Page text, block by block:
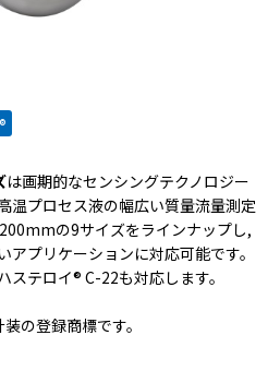
は画期的なセンシングテクノロジー
温プロセス液の幅広い質量流量測定
の9サイズをラインナップし,
プリケーションに対応可能です。
テロイ® C-22も対応します。
の登録商標です。